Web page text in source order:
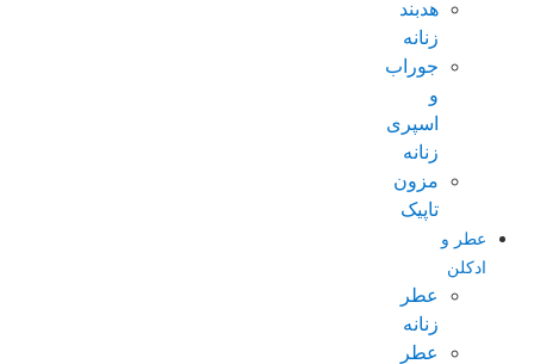
هدبند
زنانه
جوراب
و
اسپری
زنانه
مزون
تاپیک
عطر و
ادکلن
عطر
زنانه
عطر